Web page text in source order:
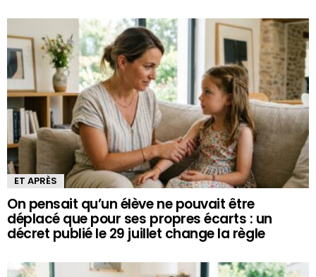
ET APRÈS
On pensait qu’un élève ne pouvait être
déplacé que pour ses propres écarts : un
décret publié le 29 juillet change la règle